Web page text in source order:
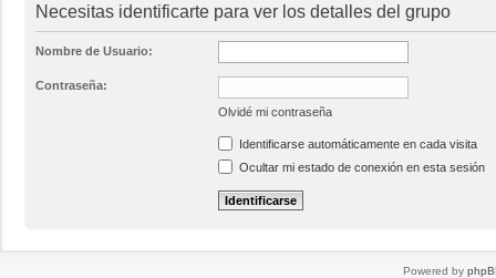
Necesitas identificarte para ver los detalles del grupo
Nombre de Usuario:
Contraseña:
Olvidé mi contraseña
Identificarse automáticamente en cada visita
Ocultar mi estado de conexión en esta sesión
Powered by